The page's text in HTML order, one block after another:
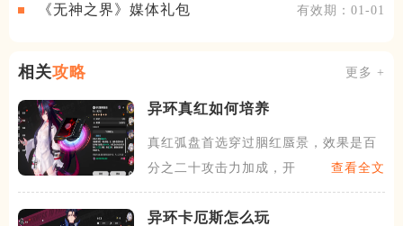
《无神之界》媒体礼包 有效期：01-01
相关攻略 更多 +
异环真红如何培养
真红弧盘首选穿过胭红蜃景，效果是百
分之二十攻击力加成，开大后
查看全文
异环卡厄斯怎么玩